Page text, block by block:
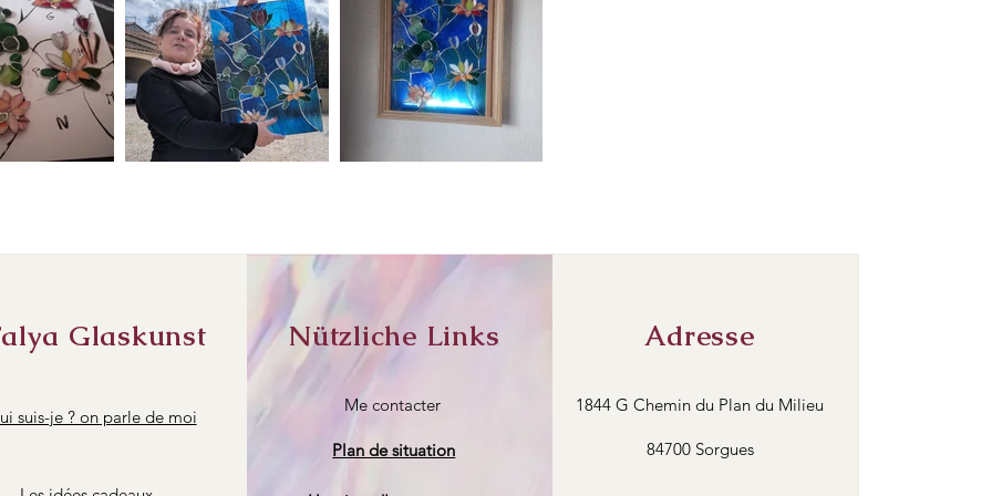
Glaskunst
suis-je ? on parle de moi
Nützliche Links
Me contacter
Plan de situation
Adresse
1844 G Chemin du Plan du Milieu
84700 Sorgues